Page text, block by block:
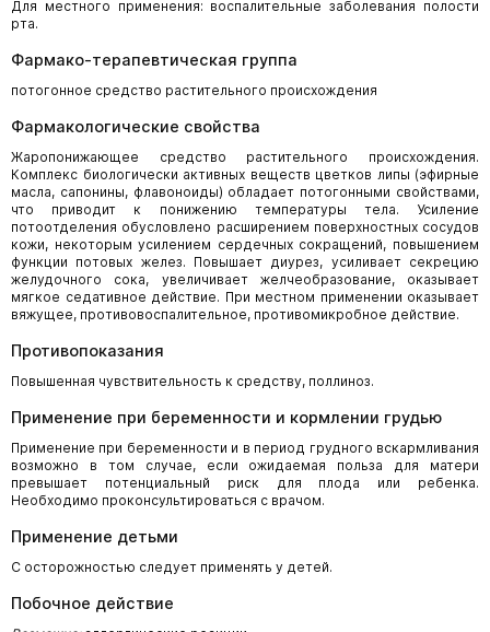
Для местного применения: воспалительные заболевания полости
рта.
Фармако-терапевтическая группа
потогонное средство растительного происхождения
Фармакологические свойства
Жаропонижающее средство растительного происхождения.
Комплекс биологически активных веществ цветков липы (эфирные
масла, сапонины, флавоноиды) обладает потогонными свойствами,
что приводит к понижению температуры тела. Усиление
потоотделения обусловлено расширением поверхностных сосудов
кожи, некоторым усилением сердечных сокращений, повышением
функции потовых желез. Повышает диурез, усиливает секрецию
желудочного сока, увеличивает желчеобразование, оказывает
мягкое седативное действие. При местном применении оказывает
вяжущее, противовоспалительное, противомикробное действие.
Противопоказания
Повышенная чувствительность к средству, поллиноз.
Применение при беременности и кормлении грудью
Применение при беременности и в период грудного вскармливания
возможно в том случае, если ожидаемая польза для матери
превышает потенциальный риск для плода или ребенка.
Необходимо проконсультироваться с врачом.
Применение детьми
С осторожностью следует применять у детей.
Побочное действие